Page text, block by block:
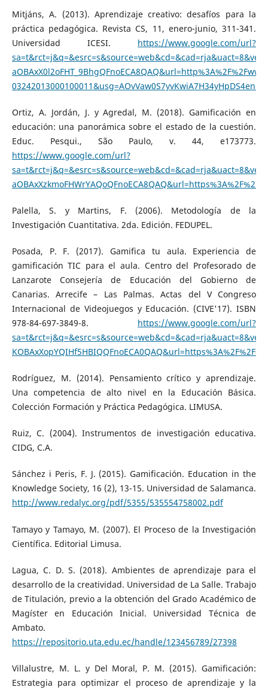
Mitjáns, A. (2013). Aprendizaje creativo: desafíos para la
práctica pedagógica. Revista CS, 11, enero-junio, 311-341.
Universidad ICESI. https://www.google.com/url?
Ortiz, A. Jordán, J. y Agredal, M. (2018). Gamificación en
educación: una panorámica sobre el estado de la cuestión.
Educ. Pesqui., São Paulo, v. 44, e173773.
https://www.google.com/url?
Palella, S. y Martins, F. (2006). Metodología de la
Investigación Cuantitativa. 2da. Edición. FEDUPEL.
Posada, P. F. (2017). Gamifica tu aula. Experiencia de
gamificación TIC para el aula. Centro del Profesorado de
Lanzarote Consejería de Educación del Gobierno de
Canarias. Arrecife – Las Palmas. Actas del V Congreso
Internacional de Videojuegos y Educación. (CIVE'17). ISBN
978-84-697-3849-8. https://www.google.com/url?
Rodríguez, M. (2014). Pensamiento crítico y aprendizaje.
Una competencia de alto nivel en la Educación Básica.
Colección Formación y Práctica Pedagógica. LIMUSA.
Ruiz, C. (2004). Instrumentos de investigación educativa.
CIDG, C.A.
Sánchez i Peris, F. J. (2015). Gamificación. Education in the
Knowledge Society, 16 (2), 13-15. Universidad de Salamanca.
http://www.redalyc.org/pdf/5355/535554758002.pdf
Tamayo y Tamayo, M. (2007). El Proceso de la Investigación
Científica. Editorial Limusa.
Lagua, C. D. S. (2018). Ambientes de aprendizaje para el
desarrollo de la creatividad. Universidad de La Salle. Trabajo
de Titulación, previo a la obtención del Grado Académico de
Magíster en Educación Inicial. Universidad Técnica de
Ambato.
https://repositorio.uta.edu.ec/handle/123456789/27398
Villalustre, M. L. y Del Moral, P. M. (2015). Gamificación:
Estrategia para optimizar el proceso de aprendizaje y la